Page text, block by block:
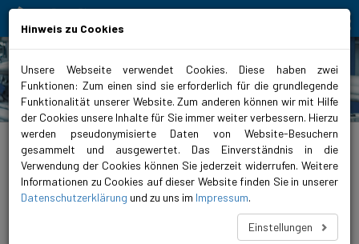
Produkte
biralitalia.it Produkte > Heizung > Umwälzpumpen > ModulA > ModulA RED T2
mit Flanschanschluss
ModulA 65-15 340 RED
Die Heizungs-Umwälzpumpe ModulA von Biral ist seit Beginn
die Meisterin bezüglich Energieeinsparung und
Wirtschaftlichkeit. Mit der neuen Bluetooth Schnittstelle über
Hinweis zu Cookies
Unsere Webseite verwendet Cookies. Diese haben zwei
Funktionen: Zum einen sind sie erforderlich für die grundlegende
Funktionalität unserer Website. Zum anderen können wir mit Hilfe
der Cookies unsere Inhalte für Sie immer weiter verbessern. Hierzu
werden pseudonymisierte Daten von Website-Besuchern
gesammelt und ausgewertet. Das Einverständnis in die
Verwendung der Cookies können Sie jederzeit widerrufen. Weitere
Informationen zu Cookies auf dieser Website finden Sie in unserer
Datenschutzerklärung und zu uns im Impressum.
Einstellungen